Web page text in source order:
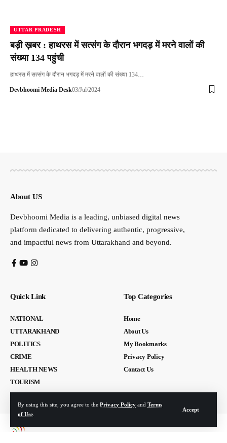
By using this site, you agree to the Privacy Policy and Terms
of Use
Accept
UTTAR PRADESH
बड़ी ख़बर : हाथरस में सत्संग के दौरान भगदड़ में मरने वालों की
संख्या 134 पहुंची
हाथरस में सत्संग के दौरान भगदड़ में मरने वालों की संख्या 134…
Devbhoomi Media Desk03/Jul/2024
About US
Devbhoomi Media is a leading, unbiased digital news
platform dedicated to delivering authentic, progressive,
and impactful news from Uttarakhand and beyond.
Quick Link
NATIONAL
UTTARAKHAND
POLITICS
CRIME
HEALTH NEWS
TOURISM
Top Categories
Home
About Us
My Bookmarks
Privacy Policy
Contact Us